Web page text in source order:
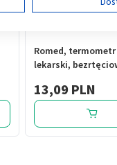
Romed, termometr
lekarski,
13,09 PLN